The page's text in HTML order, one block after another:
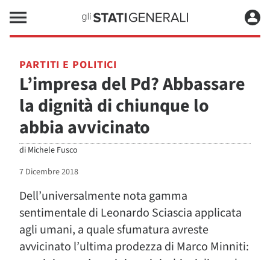
PARTITI E POLITICI
L’impresa del Pd? Abbassare
la dignità di chiunque lo
abbia avvicinato
di Michele Fusco
7 Dicembre 2018
Dell’universalmente nota gamma
sentimentale di Leonardo Sciascia applicata
agli umani, a quale sfumatura avreste
avvicinato l’ultima prodezza di Marco Minniti: